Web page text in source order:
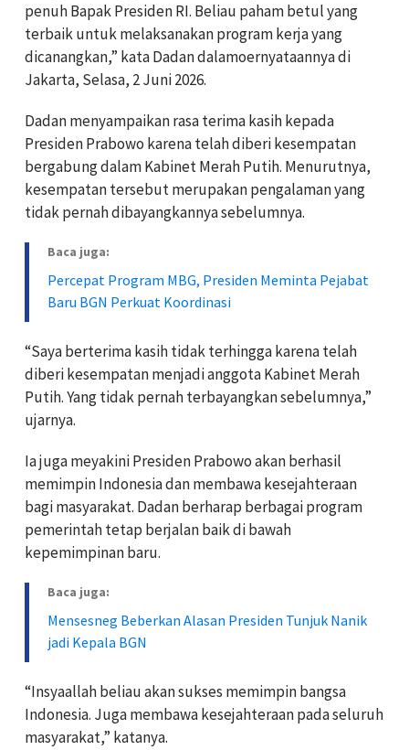
penuh Bapak Presiden RI. Beliau paham betul yang
terbaik untuk melaksanakan program kerja yang
dicanangkan,” kata Dadan dalamoernyataannya di
Jakarta, Selasa, 2 Juni 2026.
Dadan menyampaikan rasa terima kasih kepada
Presiden Prabowo karena telah diberi kesempatan
bergabung dalam Kabinet Merah Putih. Menurutnya,
kesempatan tersebut merupakan pengalaman yang
tidak pernah dibayangkannya sebelumnya.
Baca juga:
Percepat Program MBG, Presiden Meminta Pejabat
Baru BGN Perkuat Koordinasi
“Saya berterima kasih tidak terhingga karena telah
diberi kesempatan menjadi anggota Kabinet Merah
Putih. Yang tidak pernah terbayangkan sebelumnya,”
ujarnya.
Ia juga meyakini Presiden Prabowo akan berhasil
memimpin Indonesia dan membawa kesejahteraan
bagi masyarakat. Dadan berharap berbagai program
pemerintah tetap berjalan baik di bawah
kepemimpinan baru.
Baca juga:
Mensesneg Beberkan Alasan Presiden Tunjuk Nanik
jadi Kepala BGN
“Insyaallah beliau akan sukses memimpin bangsa
Indonesia. Juga membawa kesejahteraan pada seluruh
masyarakat,” katanya.